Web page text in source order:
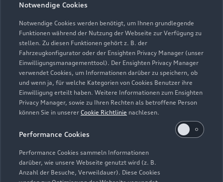
Notwendige Cookies
Notwendige Cookies werden benötigt, um Ihnen grundlegende
Funktionen während der Nutzung der Webseite zur Verfügung zu
stellen. Zu diesen Funktionen gehört z. B. der
Fahrzeugkonfigurator oder der Ensighten Privacy Manager (unser
Einwilligungsmanagementtool). Der Ensighten Privacy Manager
verwendet Cookies, um Informationen darüber zu speichern, ob
und wenn ja, für welche Kategorien von Cookies Benutzer ihre
Einwilligung erteilt haben. Weitere Informationen zum Ensighten
Privacy Manager, sowie zu Ihren Rechten als betroffene Person
können Sie in unserer Cookie Richtlinie nachlesen.
Performance Cookies
Performance Cookies sammeln Informationen
darüber, wie unsere Webseite genutzt wird (z. B.
Anzahl der Besuche, Verweildauer). Diese Cookies
Dienstleistung Inspektion und Verschleiß der Audi Leasing,
Zweigniederlassung der Volkswagen Leasing GmbH,
Braunschweig. Nur für Audi Werksdienstwagen und Audi
Mietfahrzeuge mit einer Audi Anschlussgarantie bis zu einem
Fahrzeugalter von 24 Monaten und 30.000 km
Gesamtfahrleistung (Stichtag: Datum der Ummeldung auf den
neuen Gebrauchtwagenkunden). Für private und gewerbliche
Einzelabnehmer sowie ausge wählte Sonderabnehmer.
Junge Gebrauchtwagen sind ehemalige Audi Mietfahrzeuge
(AMF) oder Audi Werksdienstwagen (WDW) der AUDI AG mit
einem Fahrzeugalter von max. 24 Monaten nach
werden. Ausgenommen hiervon sind händlereigene
Mietfahrzeuge der Marke Audi, die in der Erstverwendung über